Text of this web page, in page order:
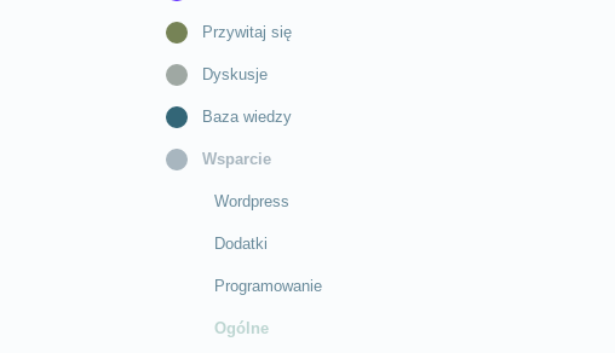
Przywitaj się
Dyskusje
Baza wiedzy
Wsparcie
Wordpress
Dodatki
Programowanie
Ogólne